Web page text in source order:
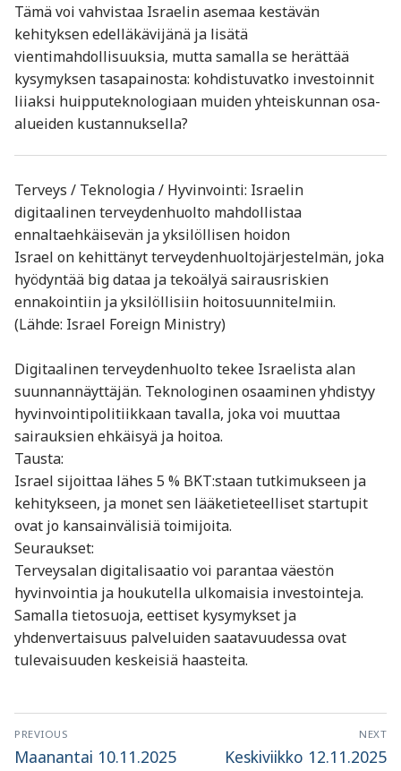
Tämä voi vahvistaa Israelin asemaa kestävän
kehityksen edelläkävijänä ja lisätä
vientimahdollisuuksia, mutta samalla se herättää
kysymyksen tasapainosta: kohdistuvatko investoinnit
liiaksi huipputeknologiaan muiden yhteiskunnan osa-
alueiden kustannuksella?
Terveys / Teknologia / Hyvinvointi: Israelin
digitaalinen terveydenhuolto mahdollistaa
ennaltaehkäisevän ja yksilöllisen hoidon
Israel on kehittänyt terveydenhuoltojärjestelmän, joka
hyödyntää big dataa ja tekoälyä sairausriskien
ennakointiin ja yksilöllisiin hoitosuunnitelmiin.
(Lähde: Israel Foreign Ministry)
Digitaalinen terveydenhuolto tekee Israelista alan
suunnannäyttäjän. Teknologinen osaaminen yhdistyy
hyvinvointipolitiikkaan tavalla, joka voi muuttaa
sairauksien ehkäisyä ja hoitoa.
Tausta:
Israel sijoittaa lähes 5 % BKT:staan tutkimukseen ja
kehitykseen, ja monet sen lääketieteelliset startupit
ovat jo kansainvälisiä toimijoita.
Seuraukset:
Terveysalan digitalisaatio voi parantaa väestön
hyvinvointia ja houkutella ulkomaisia investointeja.
Samalla tietosuoja, eettiset kysymykset ja
yhdenvertaisuus palveluiden saatavuudessa ovat
tulevaisuuden keskeisiä haasteita.
Artikkelien
selaus
PREVIOUS
Previous
Maanantai 10.11.2025
NEXT
Next
Keskiviikko 12.11.2025